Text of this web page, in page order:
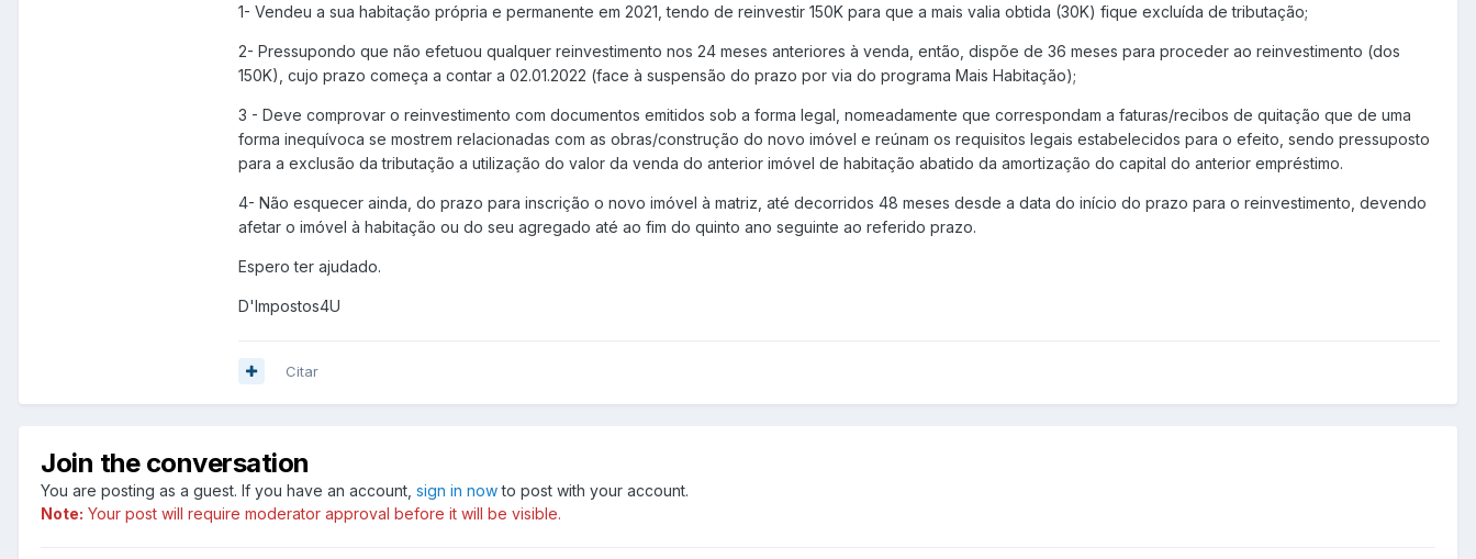
foi de 60k€, pergunto se as Finanças aceitam que foi efetuada uma utilização do capital (60k€) para efeitos de reinvestimento das mais-valias ou se devo em
primeiro lugar utilizar o capital e só depois formalizar o crédito habitação?
1- Vendeu a sua habitação própria e permanente em 2021, tendo de reinvestir 150K para que a mais valia obtida (30K) fique excluída de tributação;
2- Pressupondo que não efetuou qualquer reinvestimento nos 24 meses anteriores à venda, então, dispõe de 36 meses para proceder ao reinvestimento (dos
150K), cujo prazo começa a contar a 02.01.2022 (face à suspensão do prazo por via do programa Mais Habitação);
3 - Deve comprovar o reinvestimento com documentos emitidos sob a forma legal, nomeadamente que correspondam a faturas/recibos de quitação que de uma
forma inequívoca se mostrem relacionadas com as obras/construção do novo imóvel e reúnam os requisitos legais estabelecidos para o efeito, sendo pressuposto
para a exclusão da tributação a utilização do valor da venda do anterior imóvel de habitação abatido da amortização do capital do anterior empréstimo.
4- Não esquecer ainda, do prazo para inscrição o novo imóvel à matriz, até decorridos 48 meses desde a data do início do prazo para o reinvestimento, devendo
afetar o imóvel à habitação ou do seu agregado até ao fim do quinto ano seguinte ao referido prazo.
Espero ter ajudado.
D'Impostos4U
Citar
Join the conversation
You are posting as a guest. If you have an account, sign in nowto post with your account.
Note: Your post will require moderator approval before it will be visible.